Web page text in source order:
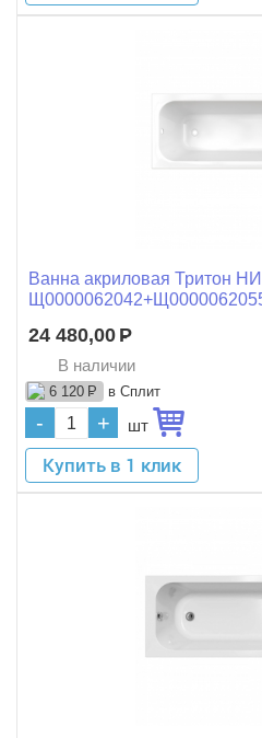
Ванна акриловая Тритон
24 480,00 Р
В наличии
6 120 Р в Сплит
- + шт
Купить в 1 клик